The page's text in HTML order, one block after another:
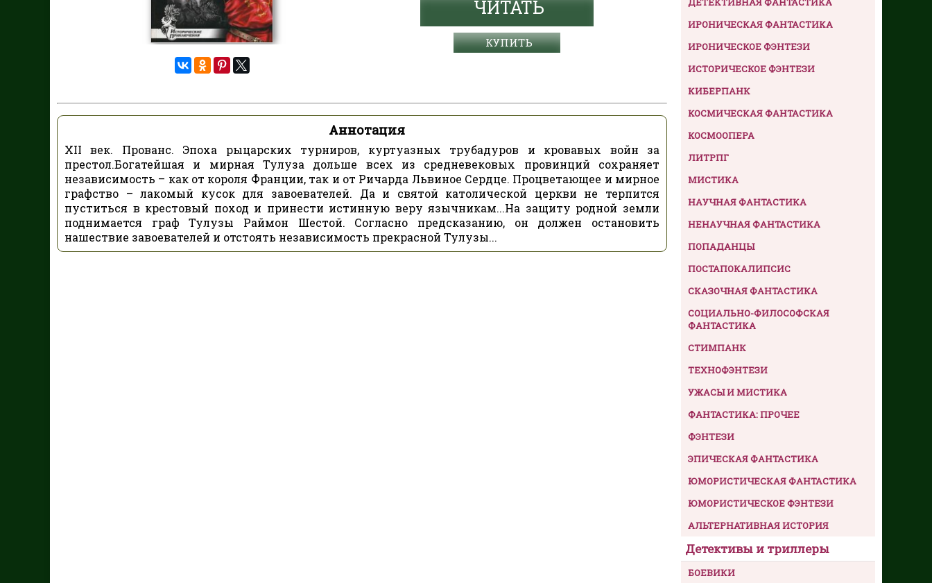
ЧИТАТЬ
КУПИТЬ
Аннотация
XII век. Прованс. Эпоха рыцарских турниров, куртуазных трубадуров и кровавых войн за
престол.Богатейшая и мирная Тулуза дольше всех из средневековых провинций сохраняет
независимость – как от короля Франции, так и от Ричарда Львиное Сердце. Процветающее и мирное
графство – лакомый кусок для завоевателей. Да и святой католической церкви не терпится
пуститься в крестовый поход и принести истинную веру язычникам...На защиту родной земли
поднимается граф Тулузы Раймон Шестой. Согласно предсказанию, он должен остановить
нашествие завоевателей и отстоять независимость прекрасной Тулузы...
ИРОНИЧЕСКАЯ ФАНТАСТИКА
ИРОНИЧЕСКОЕ ФЭНТЕЗИ
ИСТОРИЧЕСКОЕ ФЭНТЕЗИ
КИБЕРПАНК
КОСМИЧЕСКАЯ ФАНТАСТИКА
КОСМООПЕРА
ЛИТРПГ
МИСТИКА
НАУЧНАЯ ФАНТАСТИКА
НЕНАУЧНАЯ ФАНТАСТИКА
ПОПАДАНЦЫ
ПОСТАПОКАЛИПСИС
СКАЗОЧНАЯ ФАНТАСТИКА
СОЦИАЛЬНО-ФИЛОСОФСКАЯ
ФАНТАСТИКА
СТИМПАНК
ТЕХНОФЭНТЕЗИ
УЖАСЫ И МИСТИКА
ФАНТАСТИКА: ПРОЧЕЕ
ФЭНТЕЗИ
ЭПИЧЕСКАЯ ФАНТАСТИКА
ЮМОРИСТИЧЕСКАЯ ФАНТАСТИКА
ЮМОРИСТИЧЕСКОЕ ФЭНТЕЗИ
АЛЬТЕРНАТИВНАЯ ИСТОРИЯ
Детективы и триллеры
БОЕВИКИ